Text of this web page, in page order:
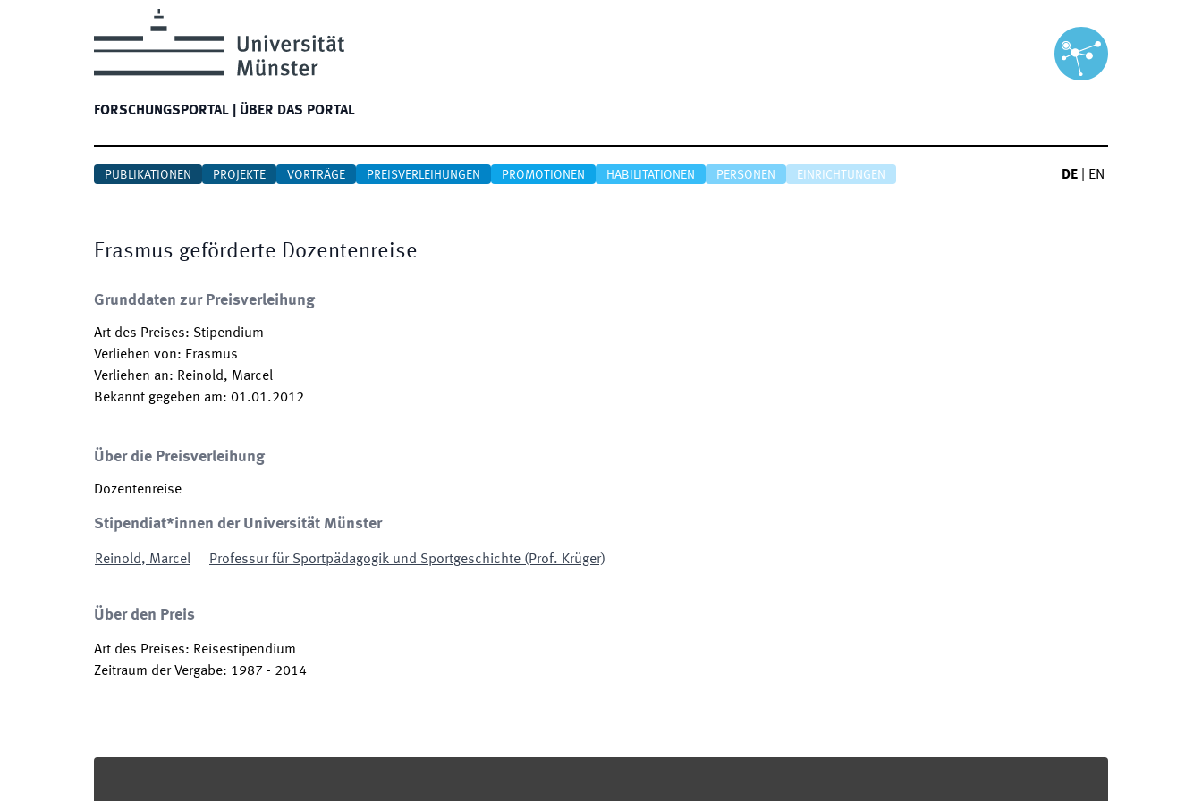
FORSCHUNGSPORTAL ÜBER DAS PORTAL
PUBLIKATIONEN PROJEKTE VORTRÄGE PREISVERLEIHUNGEN PROMOTIONEN HABILITATIONEN PERSONEN EINRICHTUNGEN DE EN
Erasmus geförderte Dozentenreise
Grunddaten zur Preisverleihung
Art des Preises: Stipendium
Verliehen von: Erasmus
Verliehen an: Reinold, Marcel
Bekannt gegeben am: 01.01.2012
Über die Preisverleihung
Dozentenreise
Stipendiat*innen der Universität Münster
Reinold, Marcel Professur für Sportpädagogik und Sportgeschichte (Prof. Krüger)
Über den Preis
Art des Preises: Reisestipendium
Zeitraum der Vergabe: 1987 - 2014